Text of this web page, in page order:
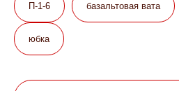
П-1-6 базальтовая вата
юбка